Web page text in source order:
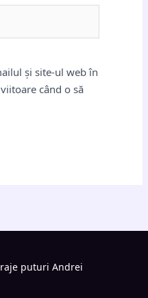
și site-ul web în
când o să
puturi Andrei